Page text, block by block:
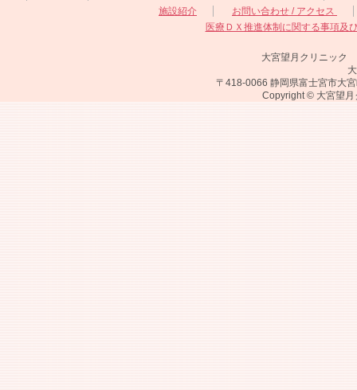
施設紹介
お問い合わせ / アクセス
医療ＤＸ推進体制に関する事項及
大宮望月クリニッ
〒418-0066 静岡県富士宮市大
Copyright © 大宮望月